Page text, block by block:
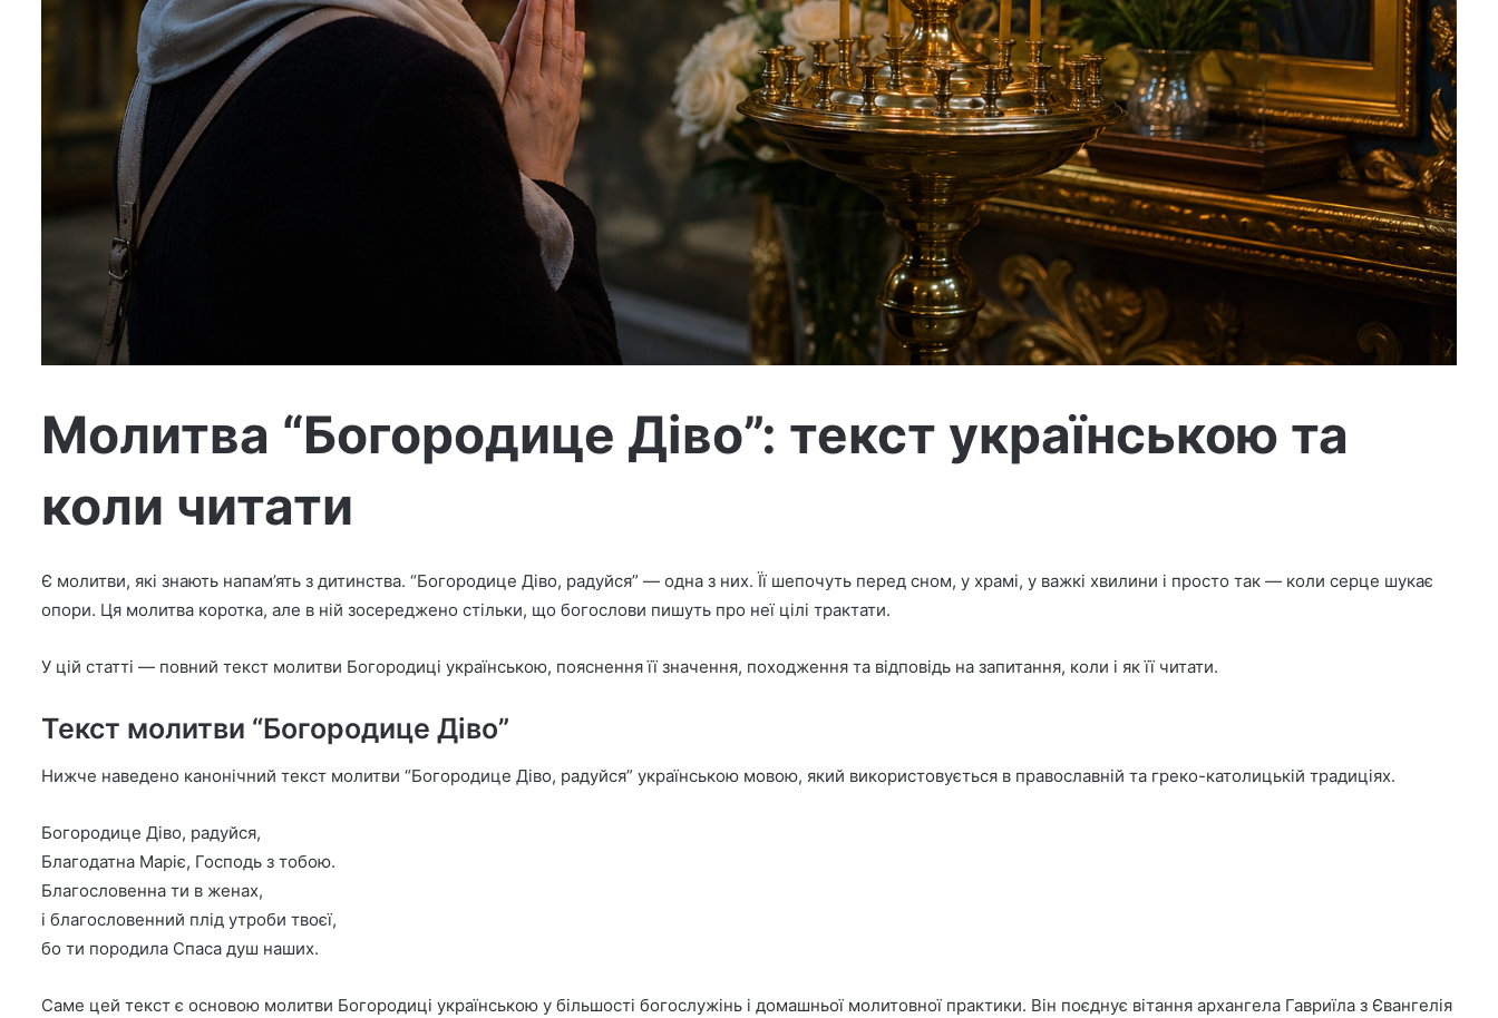
Молитва “Богородице Діво”: текст українською та
коли читати
Є молитви, які знають напам’ять з дитинства. “Богородице Діво, радуйся” — одна з них. Її шепочуть перед сном, у храмі, у важкі хвилини і просто так — коли серце шукає
опори. Ця молитва коротка, але в ній зосереджено стільки, що богослови пишуть про неї цілі трактати.
У цій статті — повний текст молитви Богородиці українською, пояснення її значення, походження та відповідь на запитання, коли і як її читати.
Текст молитви “Богородице Діво”
Нижче наведено канонічний текст молитви “Богородице Діво, радуйся” українською мовою, який використовується в православній та греко-католицькій традиціях.
Богородице Діво, радуйся,
Благодатна Маріє, Господь з тобою.
Благословенна ти в женах,
і благословенний плід утроби твоєї,
бо ти породила Спаса душ наших.
Саме цей текст є основою молитви Богородиці українською у більшості богослужінь і домашньої молитовної практики. Він поєднує вітання архангела Гавриїла з Євангелія